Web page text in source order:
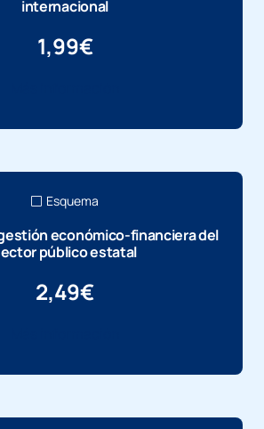
internacional
1,99€
Esquema
económico-financiera del
público estatal
2,49€